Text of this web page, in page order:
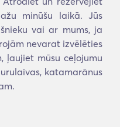
minūšu laikā. Jūs
vai ar mums, ja
nevarat izvēlēties
ļaujiet mūsu ceļojumu
katamarānus